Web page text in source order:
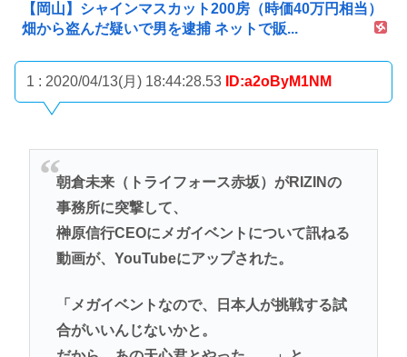
【岡山】シャインマスカット200房（時価40万円相当）
畑から盗んだ疑いで男を逮捕 ネットで販...
1 : 2020/04/13(月) 18:44:28.53 ID:a2oByM1NM
朝倉未来（トライフォース赤坂）がRIZINの
事務所に突撃して、
榊原信行CEOにメガイベントについて訊ねる
動画が、YouTubeにアップされた。
「メガイベントなので、日本人が挑戦する試
合がいいんじないかと。